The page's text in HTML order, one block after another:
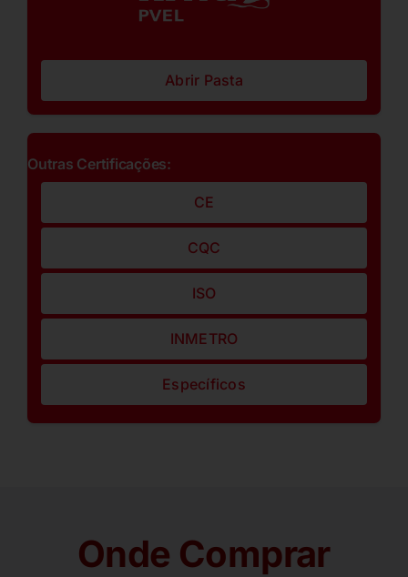
Abrir Pasta
Outras Certificações:
CE
CQC
ISO
INMETRO
Específicos
Onde Comprar